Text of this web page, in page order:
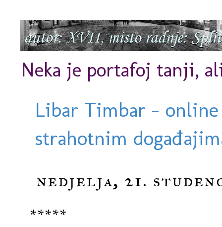
Neka je portafoj tanji,
Libar Timbar -
strahotnim
nedjelja, 21.
*****